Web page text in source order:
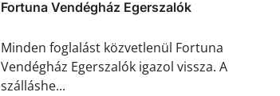
Fortuna Vendégház Egerszalók
Minden foglalást közvetlenül Fortuna
Vendégház Egerszalók igazol vissza. A
szálláshe...